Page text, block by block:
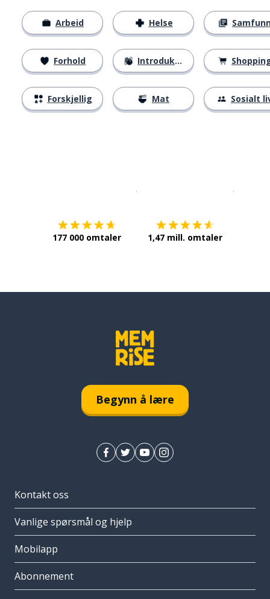
Arbeid
Forhold
Forskjellig
Helse
Introduksjoner
Mat Sosialt
177 000 omtaler 1,47 mill. omtaler
Begynn å lære
Kontakt oss
Vanlige spørsmål og hjelp
Mobilapp
Abonnement